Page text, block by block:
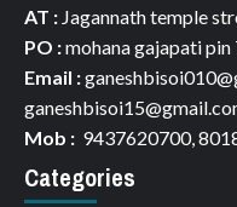
AT : Jagannath temple
PO :mohana gajapati
Email :
Mob : 9437620700,
Categories